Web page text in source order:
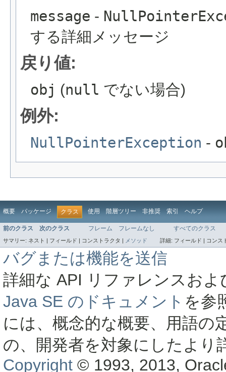
message -
する詳細メッセージ
戻り値:
obj (null でない場合)
例外:
NullPointerException -
概要 パッケージ クラス 使用 階層ツリー 非推奨 索引 ヘルプ
前のクラス 次のクラス フレーム フレームなし すべてのクラス
サマリー: ネスト | フィールド | コンストラクタ | メソッド 詳細: フィールド | コンス
バグまたは機能を送信
詳細な API リファレンスお
Java SE のドキュメント を参
には、概念的な概要、用語の
の、開発者を対象にしたより
Copyright © 1993, 2013,